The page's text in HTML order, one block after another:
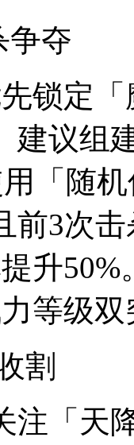
争夺
锁定
建议组
「随
前3次
升
等级双
割
注「天